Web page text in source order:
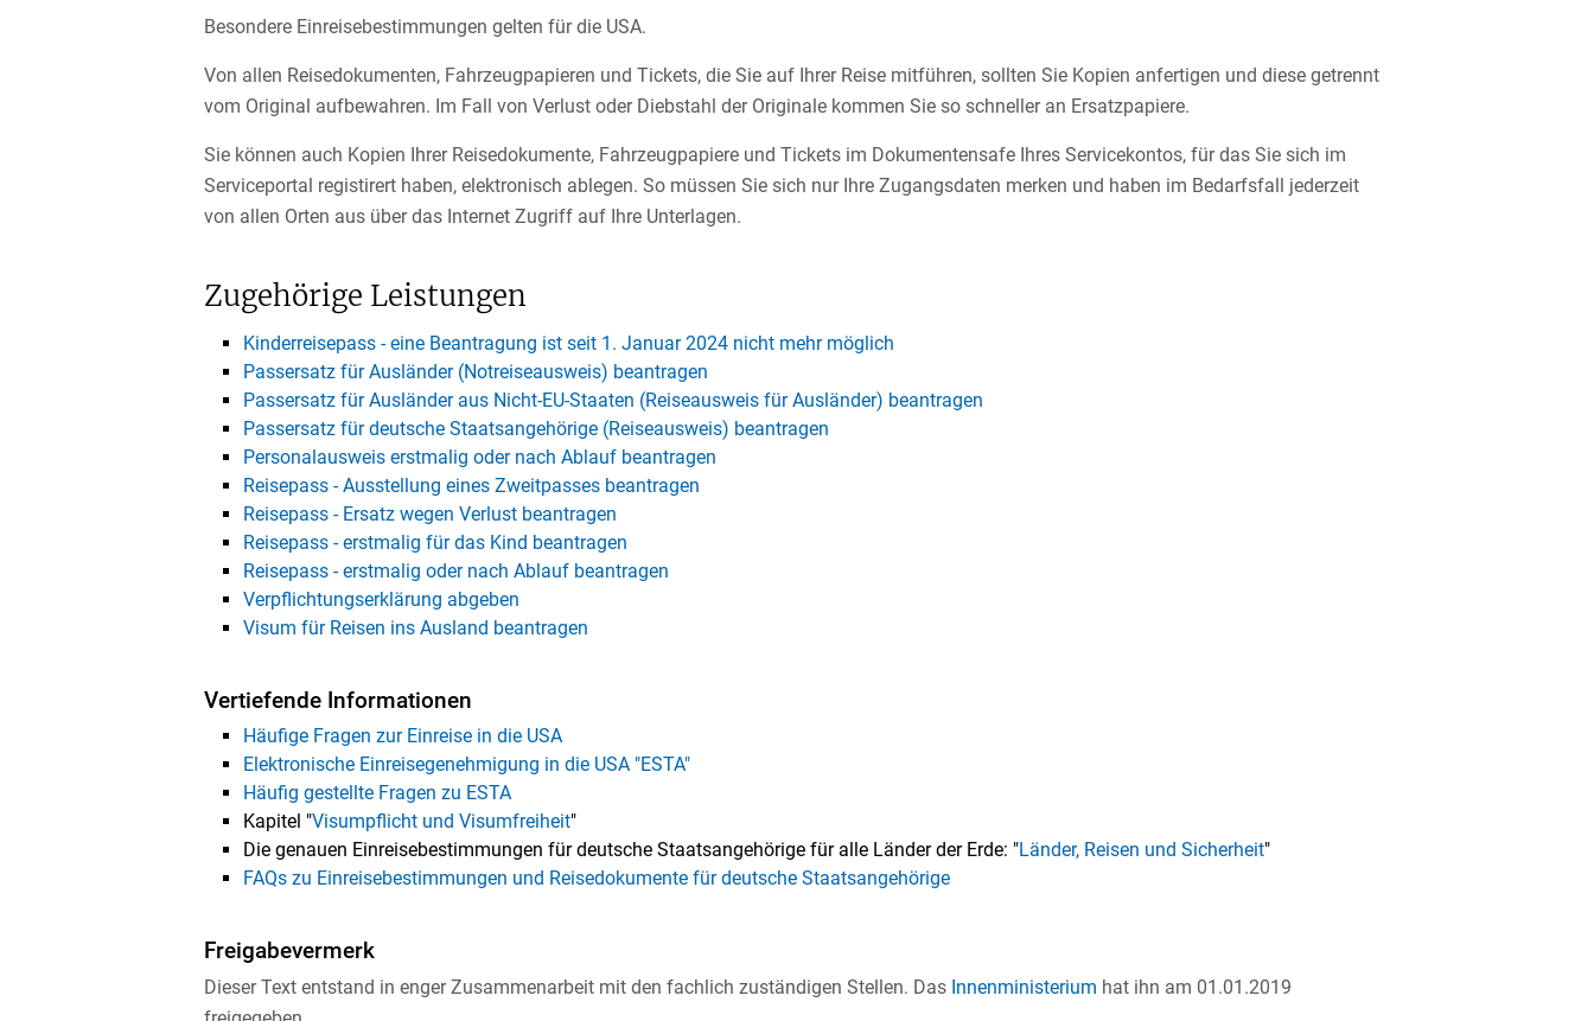
Besondere Einreisebestimmungen gelten für die USA.
Von allen Reisedokumenten, Fahrzeugpapieren und Tickets, die Sie auf Ihrer Reise mitführen, sollten Sie Kopien anfertigen und diese getrennt
vom Original aufbewahren. Im Fall von Verlust oder Diebstahl der Originale kommen Sie so schneller an Ersatzpapiere.
Sie können auch Kopien Ihrer Reisedokumente, Fahrzeugpapiere und Tickets im Dokumentensafe Ihres Servicekontos, für das Sie sich im
Serviceportal registirert haben, elektronisch ablegen. So müssen Sie sich nur Ihre Zugangsdaten merken und haben im Bedarfsfall jederzeit
von allen Orten aus über das Internet Zugriff auf Ihre Unterlagen.
Vertiefende Informationen
Häufige Fragen zur Einreise in die USA
Elektronische Einreisegenehmigung in die USA "ESTA"
Häufig gestellte Fragen zu ESTA
Kapitel "Visumpflicht und Visumfreiheit"
Die genauen Einreisebestimmungen für deutsche Staatsangehörige für alle Länder der Erde: "Länder, Reisen und Sicherheit"
FAQs zu Einreisebestimmungen und Reisedokumente für deutsche Staatsangehörige
Zugehörige Leistungen
Kinderreisepass - eine Beantragung ist seit 1. Januar 2024 nicht mehr möglich
Passersatz für Ausländer (Notreiseausweis) beantragen
Passersatz für Ausländer aus Nicht-EU-Staaten (Reiseausweis für Ausländer) beantragen
Passersatz für deutsche Staatsangehörige (Reiseausweis) beantragen
Personalausweis erstmalig oder nach Ablauf beantragen
Reisepass - Ausstellung eines Zweitpasses beantragen
Reisepass - Ersatz wegen Verlust beantragen
Reisepass - erstmalig für das Kind beantragen
Reisepass - erstmalig oder nach Ablauf beantragen
Verpflichtungserklärung abgeben
Visum für Reisen ins Ausland beantragen
Freigabevermerk
Dieser Text entstand in enger Zusammenarbeit mit den fachlich zuständigen Stellen. Das Innenministerium hat ihn am 01.01.2019